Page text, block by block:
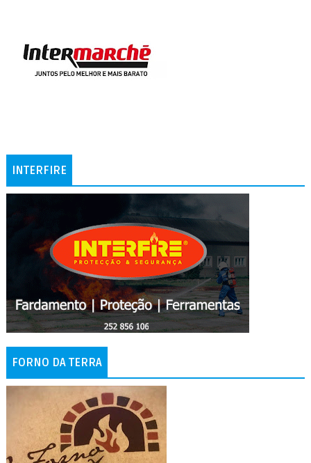
INTERFIRE
FORNO DA TERRA